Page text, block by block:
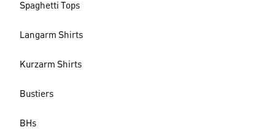
Spaghetti Tops
Langarm Shirts
Kurzarm Shirts
Bustiers
BHs